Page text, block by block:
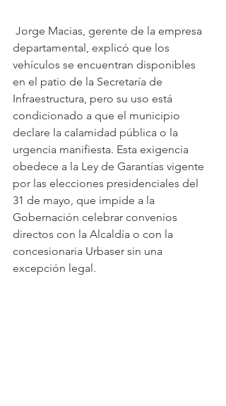
departamental, explicó que los
vehículos se encuentran disponibles
en el patio de la Secretaría de
Infraestructura, pero su uso está
condicionado a que el municipio
declare la calamidad pública o la
urgencia manifiesta. Esta exigencia
obedece a la Ley de Garantías vigente
por las elecciones presidenciales del
31 de mayo, que impide a la
Gobernación celebrar convenios
directos con la Alcaldía o con la
concesionaria Urbaser sin una
excepción legal.